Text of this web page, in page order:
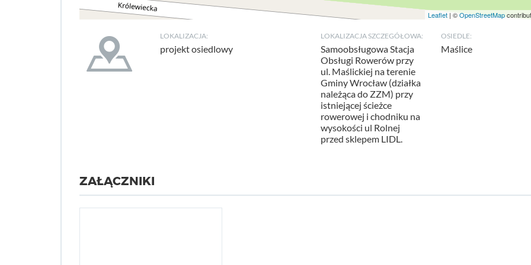
Leaflet| ©OpenStreetMap
LOKALIZACJA:
projekt osiedlowy
LOKALIZACJA SZCZEGÓŁOWA:
Samoobsługowa Stacja
Obsługi Rowerów przy
ul. Maślickiej na terenie
Gminy Wrocław (działka
należąca do ZZM) przy
istniejącej ścieżce
rowerowej i chodniku na
wysokości ul Rolnej
przed sklepem LIDL.
OSIEDLE:
Maślice
ZAŁĄCZNIKI